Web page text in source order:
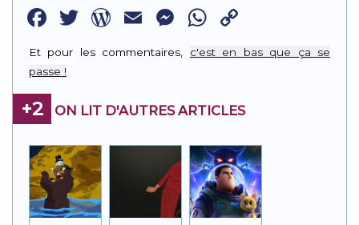
Facebook
Twitter
WordPress
EmailMessenger
WhatsApp
Link
Et pour les commentaires, c'est en bas que ça se
passe !
+2 ON LIT D'AUTRES ARTICLES